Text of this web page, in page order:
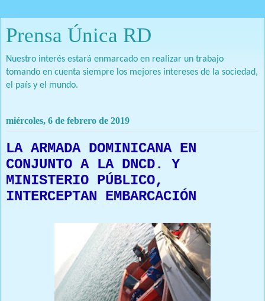
Prensa Única RD
Nuestro interés estará enmarcado en realizar un trabajo
tomando en cuenta siempre los mejores intereses de la sociedad,
el país y el mundo.
miércoles, 6 de febrero de 2019
LA ARMADA DOMINICANA EN
CONJUNTO A LA DNCD. Y
MINISTERIO PÚBLICO,
INTERCEPTAN EMBARCACIÓN